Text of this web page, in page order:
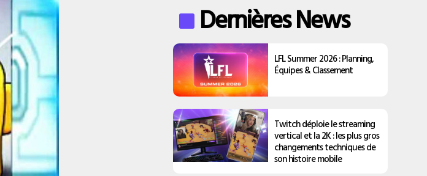
Dernières News
LFL Summer 2026 : Planning,
Équipes & Classement
Twitch déploie le streaming
vertical et la 2K : les plus gros
changements techniques de
son histoire mobile